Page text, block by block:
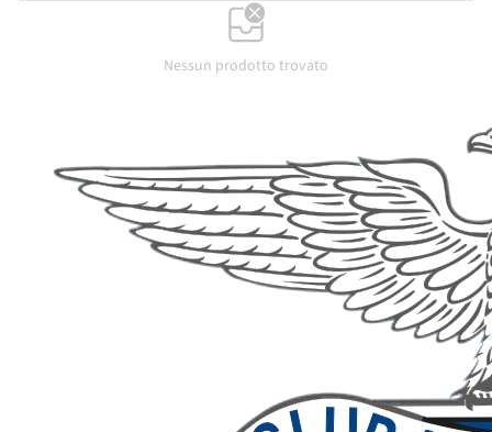
Nessun prodotto trovato